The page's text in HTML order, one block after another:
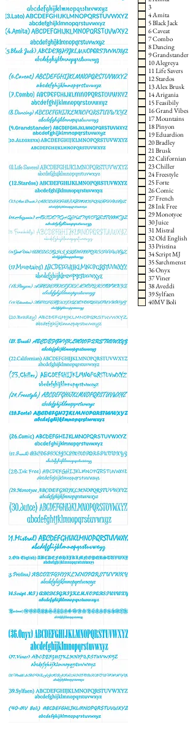
3
4 Amita
5 Black Jack
6 Caveat
7 Combo
8 Dancing
9 Grandstander
10 Alegreya
11 Life Savers
12 Stardos
13 Alex Brusk
14 Arigania
15 Feasibily
16 Grand Vibes
17 Mountains
18 Pinyon
19 Eduardion
20 Bradley
21 Brusk
22 Californian
23 Chiller
24 Freestyle
25 Forte
26 Comic
27 French
28 Ink Free
29 Monotyoe
30 Juice
31 Mistral
32 Old English
33 Pristina
34 Script MJ
35 Sarchmenst
36 Onyx
37 Viner
38 Aveddi
39 Sylfaen
40MV Boli